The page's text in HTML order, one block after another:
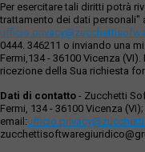
Per esercitare tali diritti potrà
trattamento dei dati personali"
0444. 346211 o inviando una
Fermi,134 - 36100 Vicenza
ricezione della Sua richiesta
Dati di contatto - Zucchetti
Fermi, 134 - 36100 Vicenza
email: